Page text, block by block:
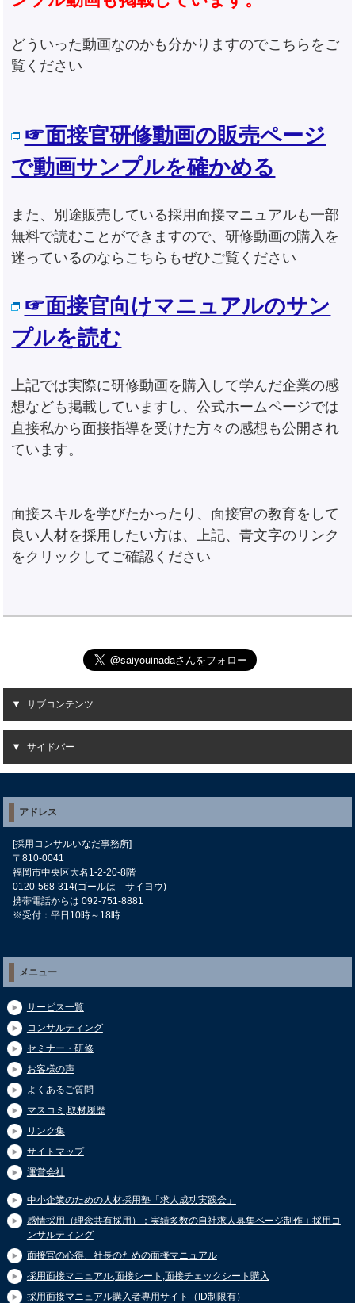
どういった動画なのかも分かりますのでこちらをご
覧ください
☞面接官研修動画の販売ページ
で動画サンプルを確かめる
また、別途販売している採用面接マニュアルも一部
無料で読むことができますので、研修動画の購入を
迷っているのならこちらもぜひご覧ください
☞面接官向けマニュアルのサン
プルを読む
上記では実際に研修動画を購入して学んだ企業の感
想なども掲載していますし、公式ホームページでは
直接私から面接指導を受けた方々の感想も公開され
ています。
面接スキルを学びたかったり、面接官の教育をして
良い人材を採用したい方は、上記、青文字のリンク
をクリックしてご確認ください
サブコンテンツ
サイドバー
アドレス
[採用コンサルいなだ事務所]
〒810-0041
福岡市中央区大名1-2-20-8階
0120-568-314(ゴールは サイヨウ)
携帯電話からは 092-751-8881
※受付：平日10時～18時
メニュー
サービス一覧
コンサルティング
セミナー・研修
お客様の声
よくあるご質問
マスコミ,取材履歴
リンク集
サイトマップ
運営会社
中小企業のための人材採用塾「求人成功実践会」
感情採用（理念共有採用）：実績多数の自社求人募集ページ制作＋採用コ
ンサルティング
面接官の心得、社長のための面接マニュアル
採用面接マニュアル,面接シート,面接チェックシート購入
採用面接マニュアル購入者専用サイト（ID制限有）